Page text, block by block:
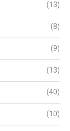
(13)
(8)
(9)
(13)
(40)
(10)